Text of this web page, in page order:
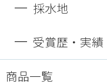
採水地
受賞歴・実績
商品一覧